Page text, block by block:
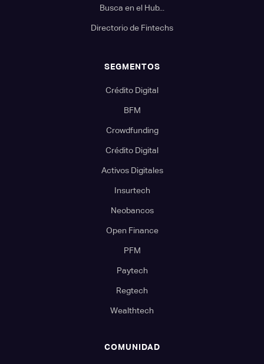
Busca en el Hub...
Directorio de Fintechs
SEGMENTOS
Crédito Digital
BFM
Crowdfunding
Crédito Digital
Activos Digitales
Insurtech
Neobancos
Open Finance
PFM
Paytech
Regtech
Wealthtech
COMUNIDAD